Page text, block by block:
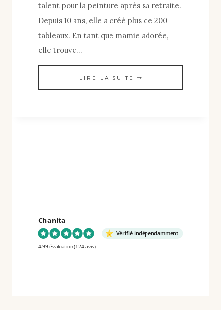
talent pour la peinture après sa retraite.
Depuis 10 ans, elle a créé plus de 200
tableaux. En tant que mamie adorée,
elle trouve…
LIRE LA SUITE HUILE
SUR
Chanita
Vérifié indépendamment
4.99 évaluation(124 avis)